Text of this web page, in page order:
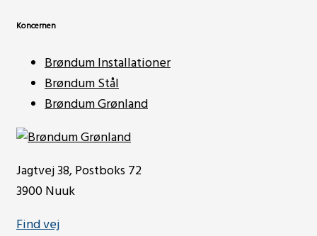
Koncernen
Brøndum Installationer
Brøndum Stål
Brøndum Grønland
Jagtvej 38, Postboks 72
3900 Nuuk
Find vej